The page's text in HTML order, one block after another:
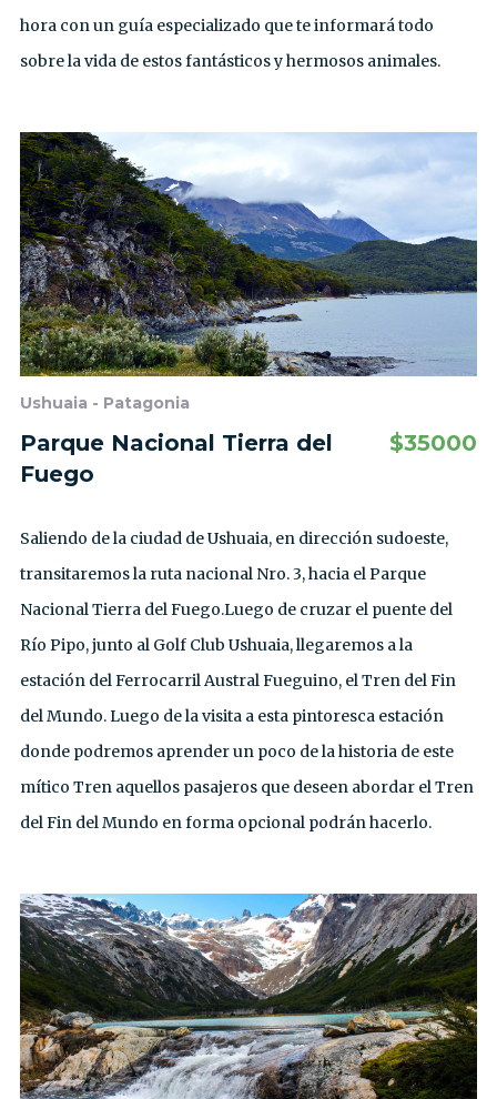
hora con un guía especializado que te informará todo
sobre la vida de estos fantásticos y hermosos animales.
Ushuaia - Patagonia
Parque Nacional Tierra del
Fuego
$35000
Saliendo de la ciudad de Ushuaia, en dirección sudoeste,
transitaremos la ruta nacional Nro. 3, hacia el Parque
Nacional Tierra del Fuego.Luego de cruzar el puente del
Río Pipo, junto al Golf Club Ushuaia, llegaremos a la
estación del Ferrocarril Austral Fueguino, el Tren del Fin
del Mundo. Luego de la visita a esta pintoresca estación
donde podremos aprender un poco de la historia de este
mítico Tren aquellos pasajeros que deseen abordar el Tren
del Fin del Mundo en forma opcional podrán hacerlo.